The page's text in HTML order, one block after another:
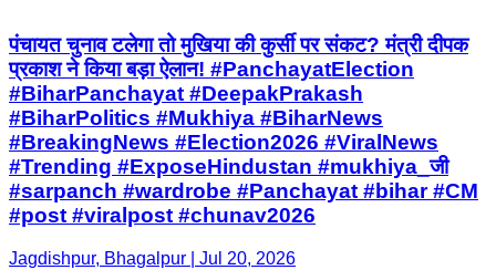
पंचायत चुनाव टलेगा तो मुखिया की कुर्सी पर संकट? मंत्री दीपक
प्रकाश ने किया बड़ा ऐलान! #PanchayatElection
#BiharPanchayat #DeepakPrakash
#BiharPolitics #Mukhiya #BiharNews
#BreakingNews #Election2026 #ViralNews
#Trending #ExposeHindustan #mukhiya_जी
#sarpanch #wardrobe #Panchayat #bihar #CM
#post #viralpost #chunav2026
Jagdishpur, Bhagalpur | Jul 20, 2026